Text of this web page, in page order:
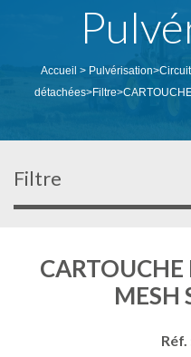
Accueil > Pulvérisation>
détachées>Filtre>
Filtre
MESH
Réf.